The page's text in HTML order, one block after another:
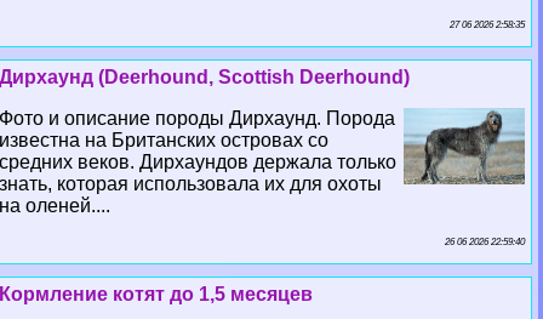
27 06 2026 2:58:35
Дирхаунд (Deerhound, Scottish Deerhound)
Фото и описание породы Дирхаунд. Порода
известна на Британских островах со
средних веков. Дирхаундов держала только
знать, которая использовала их для охоты
на оленей....
26 06 2026 22:59:40
Кормление котят до 1,5 месяцев